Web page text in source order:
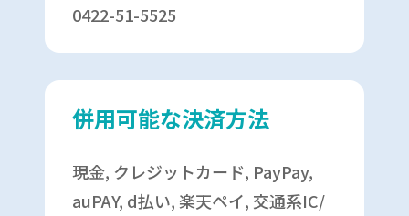
0422-51-5525
併用可能な決済方法
現金, クレジットカード, PayPay,
auPAY, d払い, 楽天ペイ, 交通系IC/